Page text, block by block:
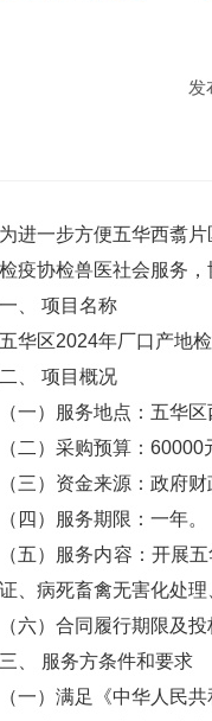
发
为进一步方便五华西翥
疫协检兽医社会服务
一、 项目名称
五华区2024年厂口产地
二、 项目概况
（一）服务地点：五华
（二）采购预算：60000
（三）资金来源：政府财
（四）服务期限：一年。
（五）服务内容：开展
、病死畜禽无害化处
（六）合同履行期限及
三、 服务方条件和要求
（一）满足《中华人民